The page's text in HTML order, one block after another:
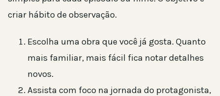
criar hábito de observação.
Escolha uma obra que você já gosta. Quanto
mais familiar, mais fácil fica notar detalhes
novos.
Assista com foco na jornada do protagonista,